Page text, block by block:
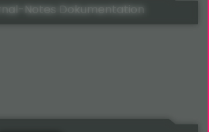
Notes Dokumentation